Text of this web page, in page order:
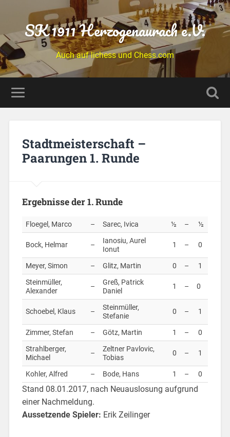
SK 1911 Herzogenaurach e.V.
Auch auf lichess und Chess.com
Stadtmeisterschaft –
Paarungen 1. Runde
Ergebnisse der 1. Runde
Floegel, Marco – Sarec, Ivica ½ – ½
Bock, Helmar –
Ianosiu, Aurel
Ionut
1 – 0
Meyer, Simon – Glitz, Martin 0 –
1
Steinmüller,
Alexander
–
Greß, Patrick
Daniel
1 – 0
Schoebel, Klaus –
Steinmüller,
Stefanie
0 – 1
Zimmer, Stefan – Götz, Martin 1 –
0
Strahlberger,
Michael
–
Zeltner Pavlovic,
Tobias
0 – 1
Kohler, Alfred – Bode, Hans 1 – 0
Stand 08.01.2017, nach Neuauslosung aufgrund
einer Nachmeldung.
Aussetzende Spieler: Erik Zeilinger